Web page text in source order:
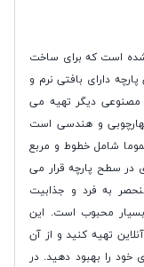
شده است که برای ساخت
دارای بافتی نرم و
مصنوعی دیگر تهیه می
و هندسی است
شامل خطوط و مربع
در سطح پارچه قرار می
به فرد و جذابیت
محبوب است. این
تهیه کنید و از آن
خود را بهبود دهید. در